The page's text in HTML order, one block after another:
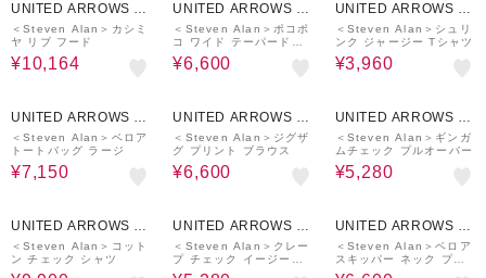
UNITED ARROWS O
UTLET
＜Steven Alan＞カシミ
ヤ リブ フード
¥10,164
UNITED ARROWS O
UTLET
＜Steven Alan＞ポコポ
コ ワイド テーパードパ
ンツ
¥6,600
UNITED ARROWS O
UTLET
＜Steven Alan＞シュリ
ンク ジャージー Tシャツ
¥3,960
UNITED ARROWS O
UTLET
＜Steven Alan＞ベロア
トートバッグ ラージ
¥7,150
UNITED ARROWS O
UTLET
＜Steven Alan＞ジグザ
グ プリント ブラウス
¥6,600
UNITED ARROWS O
UTLET
＜Steven Alan＞ギンガ
ムチェック プルオーバー
¥5,280
UNITED ARROWS O
UTLET
＜Steven Alan＞コット
ン チェック シャツ
UNITED ARROWS O
UTLET
＜Steven Alan＞クレー
プ チェック イージーパ
ンツ
UNITED ARROWS O
UTLET
＜Steven Alan＞ベロア
スキッパー ネック プル
オーバー